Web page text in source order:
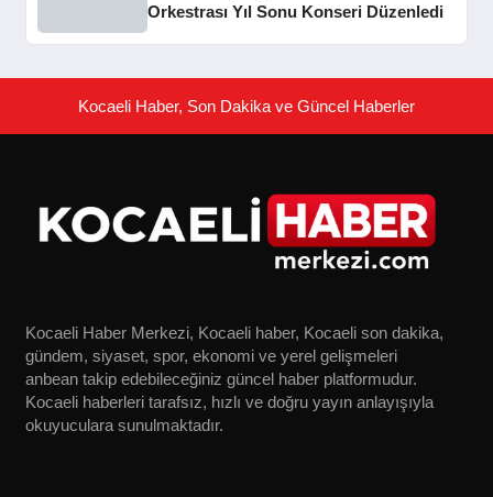
Orkestrası Yıl Sonu Konseri Düzenledi
Kocaeli Haber, Son Dakika ve Güncel Haberler
Kocaeli Haber Merkezi, Kocaeli haber, Kocaeli son dakika,
gündem, siyaset, spor, ekonomi ve yerel gelişmeleri
anbean takip edebileceğiniz güncel haber platformudur.
Kocaeli haberleri tarafsız, hızlı ve doğru yayın anlayışıyla
okuyuculara sunulmaktadır.